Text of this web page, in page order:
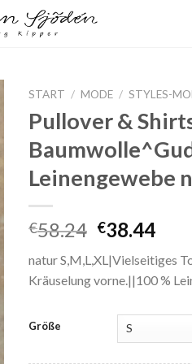
START / MODE / STYLES-
Pullover &
Leinengewebe
€58.24
war:
€58.24
€38.44
ist:
natur S,M,L,XL|Vielseitiges
Kräuselung vorne.||100 %
Größe